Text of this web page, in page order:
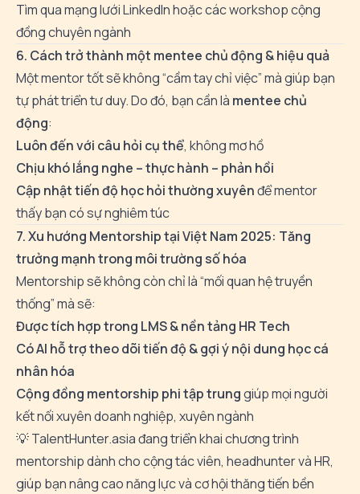
Tìm qua mạng lưới LinkedIn hoặc các workshop cộng
đồng chuyên ngành
6. Cách trở thành một mentee chủ động & hiệu quả
Một mentor tốt sẽ không “cầm tay chỉ việc” mà giúp bạn
tự phát triển tư duy. Do đó, bạn cần là mentee chủ
động:
Luôn đến với câu hỏi cụ thể, không mơ hồ
Chịu khó lắng nghe – thực hành – phản hồi
Cập nhật tiến độ học hỏi thường xuyênđể mentor
thấy bạn có sự nghiêm túc
7. Xu hướng Mentorship tại Việt Nam 2025: Tăng
trưởng mạnh trong môi trường số hóa
Mentorship sẽ không còn chỉ là “mối quan hệ truyền
thống” mà sẽ:
Được tích hợp trong LMS & nền tảng HR Tech
Có AI hỗ trợ theo dõi tiến độ & gợi ý nội dung học cá
nhân hóa
Cộng đồng mentorship phi tập trunggiúp mọi người
kết nối xuyên doanh nghiệp, xuyên ngành
💡 TalentHunter.asia đang triển khai chương trình
mentorship dành cho cộng tác viên, headhunter và HR,
giúp bạn nâng cao năng lực và cơ hội thăng tiến bền